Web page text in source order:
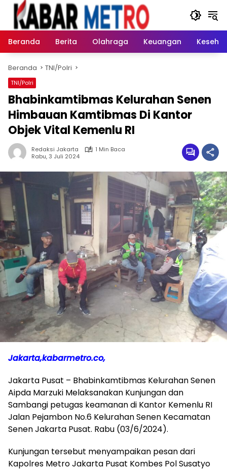
Langsung
konten
Beranda
Berita Olahraga Keuangan
Beranda TNI/Polri
TNI/Polri
Bhabinkamtibmas Kelurahan Senen
Himbauan Kamtibmas Di Kantor
Objek Vital Kemenlu RI
Redaksi Jakarta
1 Min Baca
Rabu, 3 Juli 2024
Jakarta,kabarmetro.co,
Jakarta Pusat – Bhabinkamtibmas Kelurahan Senen
Aipda Marzuki Melaksanakan Kunjungan dan
Sambangi petugas keamanan di Kantor Kemenlu RI
Jalan Pejambon No.6 Kelurahan Senen Kecamatan
Senen Jakarta Pusat. Rabu (03/6/2024).
Kunjungan tersebut menyampaikan pesan dari
Kapolres Metro Jakarta Pusat Kombes Pol Susatyo